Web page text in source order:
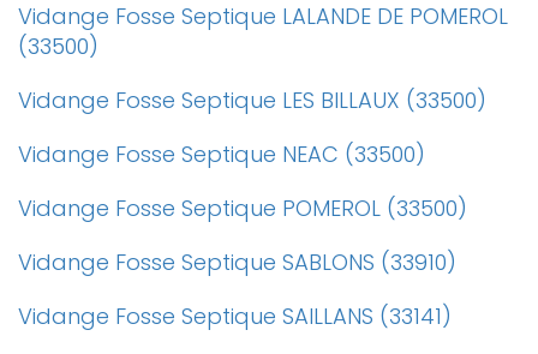
Vidange Fosse Septique LALANDE DE POMEROL
(33500)
Vidange Fosse Septique LES BILLAUX (33500)
Vidange Fosse Septique NEAC (33500)
Vidange Fosse Septique POMEROL (33500)
Vidange Fosse Septique SABLONS (33910)
Vidange Fosse Septique SAILLANS (33141)